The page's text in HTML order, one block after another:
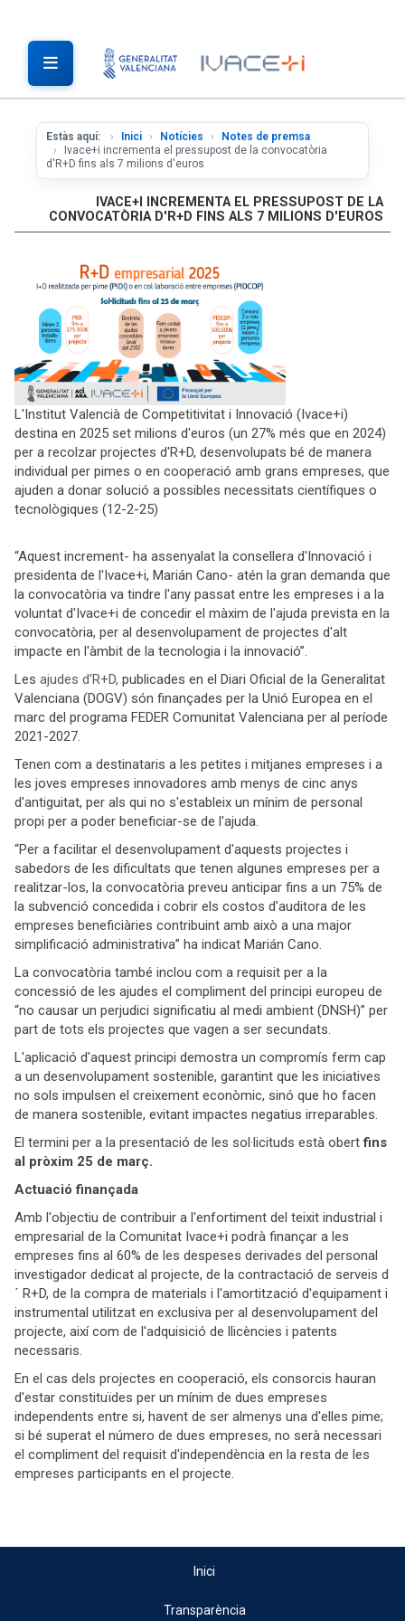
Estàs aquí: Inici Notícies
Notes de premsa
Ivace+i incrementa el pressupost de la convocatòria
d'R+D fins als 7 milions d'euros
IVACE+I INCREMENTA EL PRESSUPOST DE LA
CONVOCATÒRIA D'R+D FINS ALS 7 MILIONS D'EUROS
L'Institut Valencià de Competitivitat i Innovació (Ivace+i)
destina en 2025 set milions d'euros (un 27% més que en 2024)
per a recolzar projectes d'R+D, desenvolupats bé de manera
individual per pimes o en cooperació amb grans empreses, que
ajuden a donar solució a possibles necessitats científiques o
tecnològiques (12-2-25)
“Aquest increment- ha assenyalat la consellera d'Innovació i
presidenta de l'Ivace+i, Marián Cano- atén la gran demanda que
la convocatòria va tindre l'any passat entre les empreses i a la
voluntat d'Ivace+i de concedir el màxim de l'ajuda prevista en la
convocatòria, per al desenvolupament de projectes d'alt
impacte en l'àmbit de la tecnologia i la innovació”.
Les ajudes d'R+D, publicades en el Diari Oficial de la Generalitat
Valenciana (DOGV) són finançades per la Unió Europea en el
marc del programa FEDER Comunitat Valenciana per al període
2021-2027.
Tenen com a destinataris a les petites i mitjanes empreses i a
les joves empreses innovadores amb menys de cinc anys
d'antiguitat, per als qui no s'estableix un mínim de personal
propi per a poder beneficiar-se de l'ajuda.
“Per a facilitar el desenvolupament d'aquests projectes i
sabedors de les dificultats que tenen algunes empreses per a
realitzar-los, la convocatòria preveu anticipar fins a un 75% de
la subvenció concedida i cobrir els costos d'auditora de les
empreses beneficiàries contribuint amb això a una major
simplificació administrativa” ha indicat Marián Cano.
La convocatòria també inclou com a requisit per a la
concessió de les ajudes el compliment del principi europeu de
“no causar un perjudici significatiu al medi ambient (DNSH)” per
part de tots els projectes que vagen a ser secundats.
L'aplicació d'aquest principi demostra un compromís ferm cap
a un desenvolupament sostenible, garantint que les iniciatives
no sols impulsen el creixement econòmic, sinó que ho facen
de manera sostenible, evitant impactes negatius irreparables.
El termini per a la presentació de les sol·licituds està obertfins
al pròxim 25 de març.
Actuació finançada
Amb l'objectiu de contribuir a l'enfortiment del teixit industrial i
empresarial de la Comunitat Ivace+i podrà finançar a les
empreses fins al 60% de les despeses derivades del personal
investigador dedicat al projecte, de la contractació de serveis d
´ R+D, de la compra de materials i l'amortització d'equipament i
instrumental utilitzat en exclusiva per al desenvolupament del
projecte, així com de l'adquisició de llicències i patents
necessaris.
En el cas dels projectes en cooperació, els consorcis hauran
d'estar constituïdes per un mínim de dues empreses
independents entre si, havent de ser almenys una d'elles pime;
si bé superat el número de dues empreses, no serà necessari
el compliment del requisit d'independència en la resta de les
empreses participants en el projecte.
Inici
Transparència